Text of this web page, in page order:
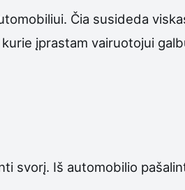
Čia susideda
įprastam vairuotojui
svorį. Iš automobilio